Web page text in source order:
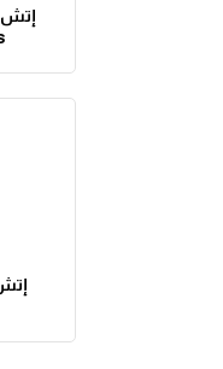
إتش
إتش